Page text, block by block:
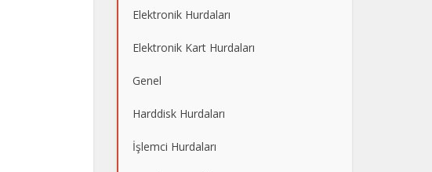
Elektronik Hurdaları
Elektronik Kart Hurdaları
Genel
Harddisk Hurdaları
İşlemci Hurdaları